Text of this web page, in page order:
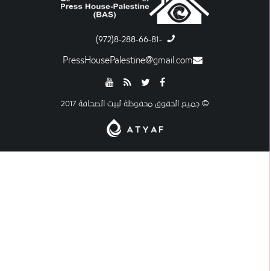
-8-288-66-81(972)
PressHousePalestine@gmail.com
© جميع الحقوق محفوظة لبيت الصحافة 2017